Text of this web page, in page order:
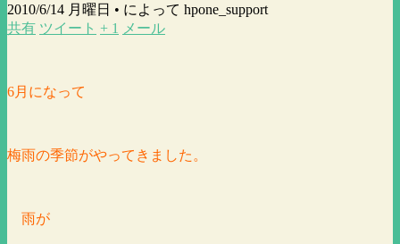
2010/6/14 月曜日 • によって hpone_support
共有 ツイート + 1 メール
6月になって
梅雨の季節がやってきました。
雨が